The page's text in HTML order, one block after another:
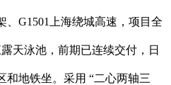
、G1501上海绕城高速，项目全
天泳池，前期已连续交付，日
和地铁坐。采用 “二心两轴三